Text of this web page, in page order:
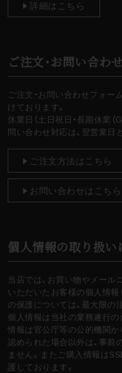
詳細はこちら
ご注文・お問い合わ
ご注文・お問い合わせフォー
けております。
休業日（土日祝日・長期休業（
問い合わせ対応は、翌営業日
ご注文方法はこちら
お問い合わせはこちら
個人情報の取り扱い
当店では、お買い物やメール
いただいたお客様の個人情報
の保護については、最大限の
個人情報は当社の業務遂行の
情報は官公庁等の公的機関
認められた場合以外は、事前
ません。またご購入情報は
護しております。